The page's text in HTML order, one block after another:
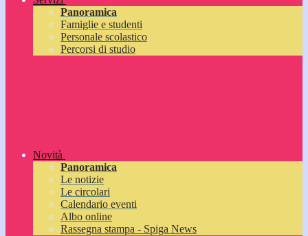
Panoramica
Famiglie e studenti
Personale scolastico
Percorsi di studio
Novità
Panoramica
Le notizie
Le circolari
Calendario eventi
Albo online
Rassegna stampa - Spiga News